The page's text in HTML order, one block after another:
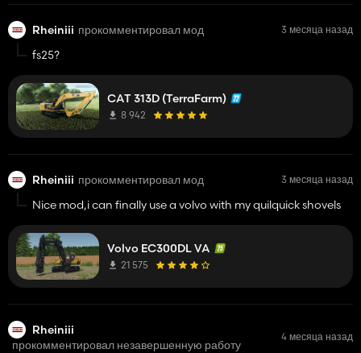
Rheiniii прокомментировал мод 3 месяца назад
fs25?
CAT 313D (TerraFarm)
8 942
Rheiniii прокомментировал мод 3 месяца назад
Nice mod,i can finally use a volvo with my quilquick shovels
Volvo EC300DL VA
21 575
Rheiniii
прокомментировал незавершенную работу
4 месяца назад